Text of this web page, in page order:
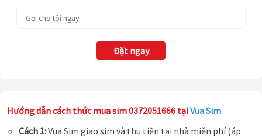
Đặt ngay
Hướng dẫn cách thức mua sim 0372051666 tạiVua Sim
Cách 1:Vua Sim giao sim và thu tiền tại nhà miễn phí (áp